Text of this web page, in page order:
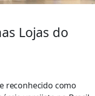
Lojas do
reconhecido como